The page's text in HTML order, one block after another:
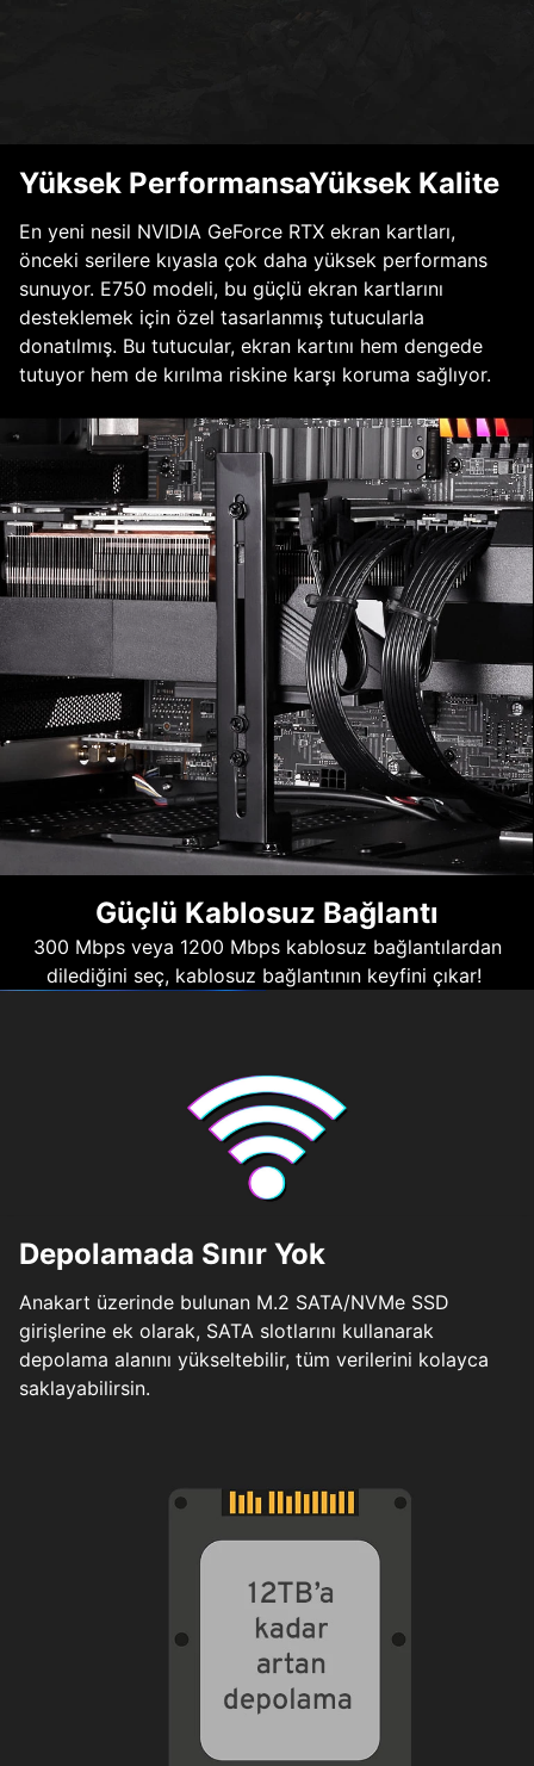
Yüksek PerformansaYüksek Kalite
En yeni nesil NVIDIA GeForce RTX ekran kartları,
önceki serilere kıyasla çok daha yüksek performans
sunuyor. E750 modeli, bu güçlü ekran kartlarını
desteklemek için özel tasarlanmış tutucularla
donatılmış. Bu tutucular, ekran kartını hem dengede
tutuyor hem de kırılma riskine karşı koruma sağlıyor.
Güçlü Kablosuz Bağlantı
300 Mbps veya 1200 Mbps kablosuz bağlantılardan
dilediğini seç, kablosuz bağlantının keyfini çıkar!
Depolamada Sınır Yok
Anakart üzerinde bulunan M.2 SATA/NVMe SSD
girişlerine ek olarak, SATA slotlarını kullanarak
depolama alanını yükseltebilir, tüm verilerini kolayca
saklayabilirsin.